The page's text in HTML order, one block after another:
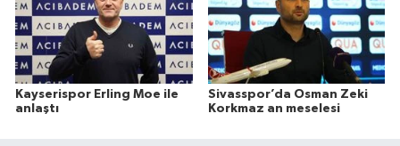
Kayserispor Erling Moe ile
anlaştı
Sivasspor’da Osman Zeki
Korkmaz an meselesi